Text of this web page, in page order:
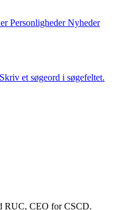
Personligheder Nyheder
Skriv et søgeord i søgefeltet.